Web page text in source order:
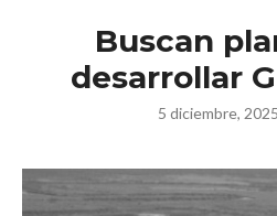
Buscan
desarrollar
5 diciembre,